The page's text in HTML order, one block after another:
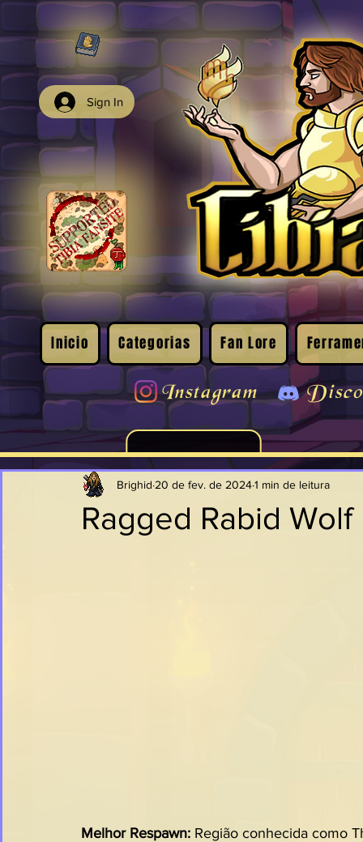
Sign In
Inicio Categorias Fan Lore
Instagram
Ragged Rabid Wolf
Brighid 20 de fev. de 20241 min de leitura
Melhor Respawn: Região conhecida como